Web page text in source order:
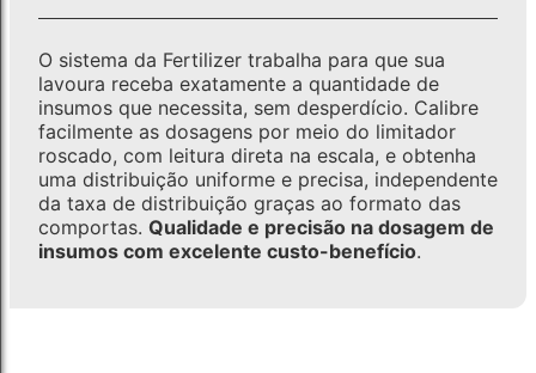
O sistema da Fertilizer trabalha para que sua
lavoura receba exatamente a quantidade de
insumos que necessita, sem desperdício. Calibre
facilmente as dosagens por meio do limitador
roscado, com leitura direta na escala, e obtenha
uma distribuição uniforme e precisa, independente
da taxa de distribuição graças ao formato das
comportas. Qualidade e precisão na dosagem de
insumos com excelente custo-benefício.